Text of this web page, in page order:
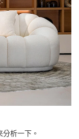
析一下。